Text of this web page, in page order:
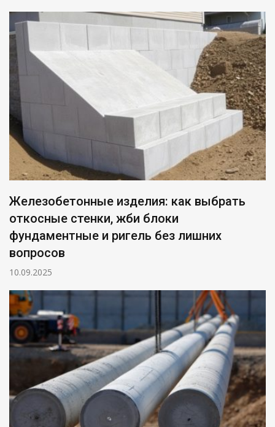
Железобетонные изделия: как выбрать
откосные стенки, жби блоки
фундаментные и ригель без лишних
вопросов
10.09.2025